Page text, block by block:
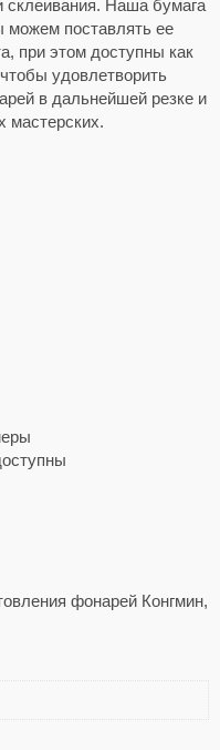
склеивания. Наша бумага
можем поставлять ее
при этом доступны как
удовлетворить
в дальнейшей резке и
мастерских.
фонарей Конгмин,